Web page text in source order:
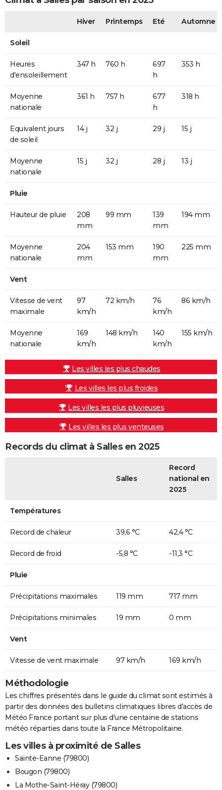
Hiver Printemps Eté Automne
Soleil
Heures
d'ensoleillement
347 h 760 h
697
h
353 h
Moyenne
nationale
361 h 757 h
677
h
318 h
Equivalent jours
de soleil
14 j 32 j 29 j 15 j
Moyenne
nationale
15 j 32 j 28 j 13 j
Pluie
Hauteur de pluie
208
mm
99 mm
139
mm
194 mm
Moyenne
nationale
204
mm
153 mm
190
mm
225 mm
Vent
Vitesse de vent
maximale
97
km/h
72 km/h
76
km/h
86 km/h
Moyenne
nationale
169
km/h
148 km/h
140
km/h
155 km/h
Les villes les plus chaudes
Les villes les plus froides
Les villes les plus pluvieuses
Les villes les plus venteuses
Records du climat à Salles en 2025
Salles
Record
national en
2025
Températures
Record de chaleur 39,6 °C 42,4 °C
Record de froid -5,8 °C -11,3 °C
Pluie
Précipitations maximales 119 mm 717 mm
Précipitations minimales 19 mm 0 mm
Vent
Vitesse de vent maximale 97 km/h 169 km/h
Méthodologie
Les chiffres présentés dans le guide du climat sont estimés à
partir des données des bulletins climatiques libres d'accès de
Météo France portant sur plus d'une centaine de stations
météo réparties dans toute la France Métropolitaine.
Les villes à proximité de Salles
Sainte-Eanne (79800)
Bougon (79800)
La Mothe-Saint-Héray (79800)